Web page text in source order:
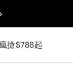
搶$788起